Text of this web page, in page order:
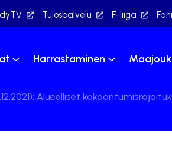
Tulospalvelu F-liiga
Harrastaminen
Alueelliset